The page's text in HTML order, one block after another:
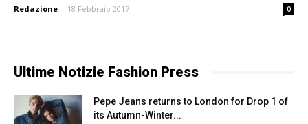
Redazione - 18 Febbraio 2017 0
Ultime Notizie Fashion Press
Pepe Jeans returns to London for Drop 1 of
its Autumn-Winter...